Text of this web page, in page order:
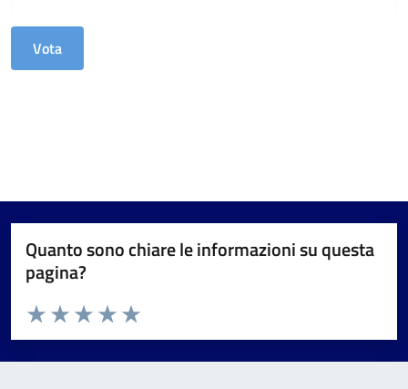
Quanto sono chiare le informazioni su questa
pagina?
Valuta da 1 a 5 stelle la pagina
Valuta 5 stelle su 5
Valuta 4 stelle su 5
Valuta 3 stelle su 5
Valuta 2 stelle su 5
Valuta 1 stelle su 5